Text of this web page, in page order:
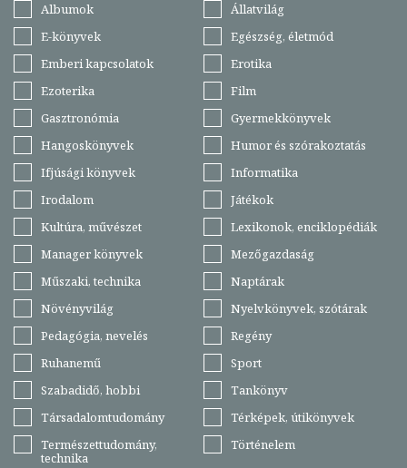
Albumok
Állatvilág
E-könyvek
Egészség, életmód
Emberi kapcsolatok
Erotika
Ezoterika
Film
Gasztronómia
Gyermekkönyvek
Hangoskönyvek
Humor és szórakoztatás
Ifjúsági könyvek
Informatika
Irodalom
Játékok
Kultúra, művészet
Lexikonok, enciklopédiák
Manager könyvek
Mezőgazdaság
Műszaki, technika
Naptárak
Növényvilág
Nyelvkönyvek, szótárak
Pedagógia, nevelés
Regény
Ruhanemű
Sport
Szabadidő, hobbi
Tankönyv
Társadalomtudomány
Térképek, útikönyvek
Természettudomány,
technika
Történelem